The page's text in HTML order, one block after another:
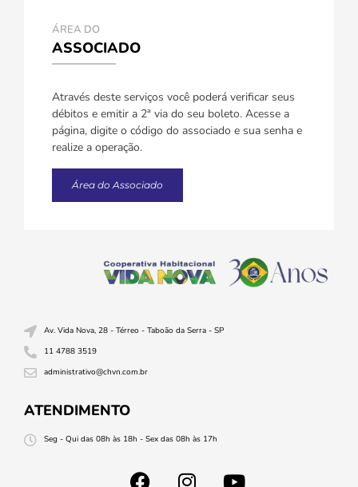
ÁREA DO
ASSOCIADO
Através deste serviços você poderá verificar seus
débitos e emitir a 2ª via do seu boleto. Acesse a
página, digite o código do associado e sua senha e
realize a operação.
Área do Associado
Av. Vida Nova, 28 - Térreo - Taboão da Serra - SP
11 4788 3519
administrativo@chvn.com.br
ATENDIMENTO
Seg - Qui das 08h às 18h - Sex das 08h às 17h